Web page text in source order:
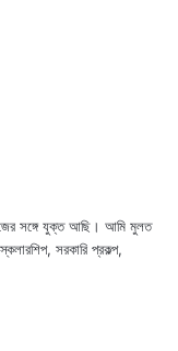
সঙ্গে যুক্ত আছি। আমি মুলত
সরকারি প্রকল্প,